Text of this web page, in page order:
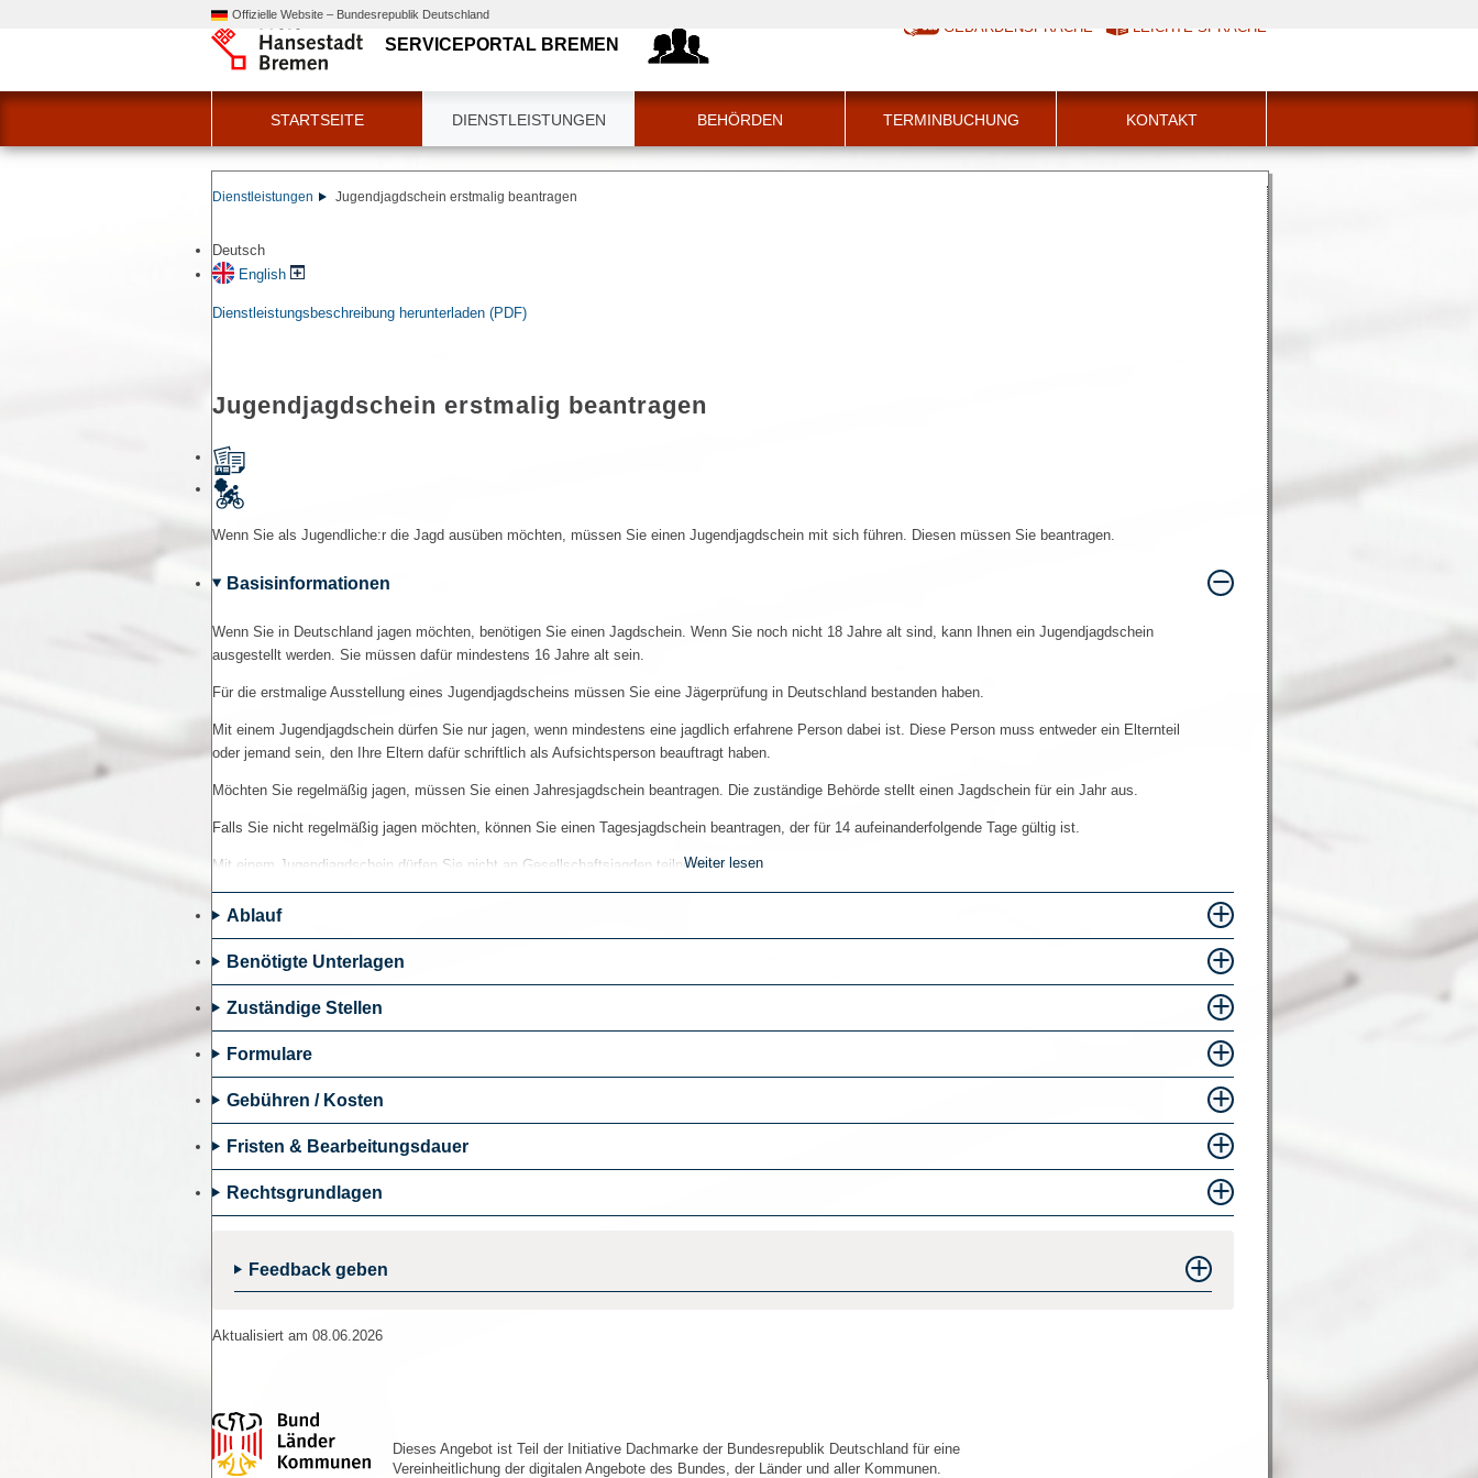
Offizielle Website – Bundesrepublik Deutschland
SERVICEPORTAL BREMEN
GEBÄRDENSPRACHE LEICHTE SPRACHE
STARTSEITE DIENSTLEISTUNGEN BEHÖRDEN TERMINBUCHUNG KONTAKT
Dienstleistungen Jugendjagdschein erstmalig beantragen
Deutsch
English
Dienstleistungsbeschreibung herunterladen (PDF)
Jugendjagdschein erstmalig beantragen
Wenn Sie als Jugendliche:r die Jagd ausüben möchten, müssen Sie einen Jugendjagdschein mit sich führen. Diesen müssen Sie beantragen.
Basisinformationen
Wenn Sie in Deutschland jagen möchten, benötigen Sie einen Jagdschein. Wenn Sie noch nicht 18 Jahre alt sind, kann Ihnen ein Jugendjagdschein
ausgestellt werden. Sie müssen dafür mindestens 16 Jahre alt sein.
Für die erstmalige Ausstellung eines Jugendjagdscheins müssen Sie eine Jägerprüfung in Deutschland bestanden haben.
Mit einem Jugendjagdschein dürfen Sie nur jagen, wenn mindestens eine jagdlich erfahrene Person dabei ist. Diese Person muss entweder ein Elternteil
oder jemand sein, den Ihre Eltern dafür schriftlich als Aufsichtsperson beauftragt haben.
Möchten Sie regelmäßig jagen, müssen Sie einen Jahresjagdschein beantragen. Die zuständige Behörde stellt einen Jagdschein für ein Jahr aus.
Falls Sie nicht regelmäßig jagen möchten, können Sie einen Tagesjagdschein beantragen, der für 14 aufeinanderfolgende Tage gültig ist.
Mit einem Jugendjagdschein dürfen Sie nicht an Gesellschaftsjagden teilnehmen.
bei Erteilung mindestens 16 und noch keine 18 Jahre alt
persönliche Zuverlässigkeit
körperliche Eignung
abgeschlossene Jagdhaftpflichtversicherung
bestandene Jägerprüfung
Einwilligung der Erziehungsberechtigten
Weiter lesen
Ablauf
Benötigte Unterlagen
Zuständige Stellen
Formulare
Gebühren / Kosten
Fristen & Bearbeitungsdauer
Rechtsgrundlagen
Feedback geben
Aktualisiert am 08.06.2026
Dieses Angebot ist Teil der Initiative Dachmarke der Bundesrepublik Deutschland für eine
Vereinheitlichung der digitalen Angebote des Bundes, der Länder und aller Kommunen.